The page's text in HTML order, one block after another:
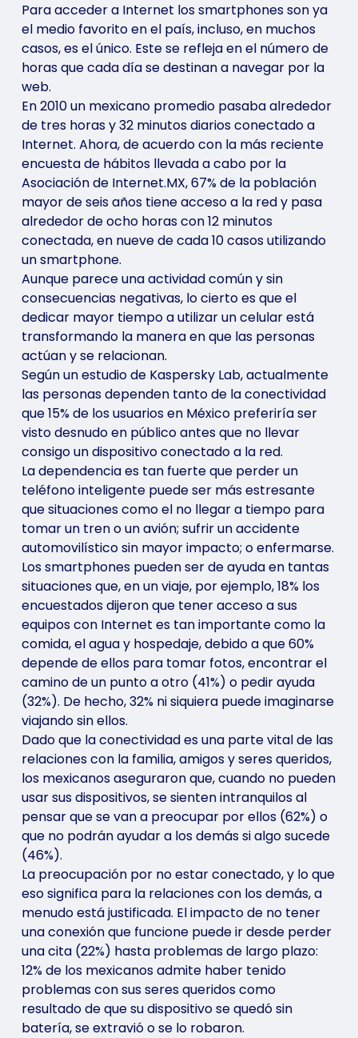
Para acceder a Internet los smartphones son ya
el medio favorito en el país, incluso, en muchos
casos, es el único. Este se refleja en el número de
horas que cada día se destinan a navegar por la
web.
En 2010 un mexicano promedio pasaba alrededor
de tres horas y 32 minutos diarios conectado a
Internet. Ahora, de acuerdo con la más reciente
encuesta de hábitos llevada a cabo por la
Asociación de Internet.MX, 67% de la población
mayor de seis años tiene acceso a la red y pasa
alrededor de ocho horas con 12 minutos
conectada, en nueve de cada 10 casos utilizando
un smartphone.
Aunque parece una actividad común y sin
consecuencias negativas, lo cierto es que el
dedicar mayor tiempo a utilizar un celular está
transformando la manera en que las personas
actúan y se relacionan.
Según un estudio de Kaspersky Lab, actualmente
las personas dependen tanto de la conectividad
que 15% de los usuarios en México preferiría ser
visto desnudo en público antes que no llevar
consigo un dispositivo conectado a la red.
La dependencia es tan fuerte que perder un
teléfono inteligente puede ser más estresante
que situaciones como el no llegar a tiempo para
tomar un tren o un avión; sufrir un accidente
automovilístico sin mayor impacto; o enfermarse.
Los smartphones pueden ser de ayuda en tantas
situaciones que, en un viaje, por ejemplo, 18% los
encuestados dijeron que tener acceso a sus
equipos con Internet es tan importante como la
comida, el agua y hospedaje, debido a que 60%
depende de ellos para tomar fotos, encontrar el
camino de un punto a otro (41%) o pedir ayuda
(32%). De hecho, 32% ni siquiera puede imaginarse
viajando sin ellos.
Dado que la conectividad es una parte vital de las
relaciones con la familia, amigos y seres queridos,
los mexicanos aseguraron que, cuando no pueden
usar sus dispositivos, se sienten intranquilos al
pensar que se van a preocupar por ellos (62%) o
que no podrán ayudar a los demás si algo sucede
(46%).
La preocupación por no estar conectado, y lo que
eso significa para la relaciones con los demás, a
menudo está justificada. El impacto de no tener
una conexión que funcione puede ir desde perder
una cita (22%) hasta problemas de largo plazo:
12% de los mexicanos admite haber tenido
problemas con sus seres queridos como
resultado de que su dispositivo se quedó sin
batería, se extravió o se lo robaron.